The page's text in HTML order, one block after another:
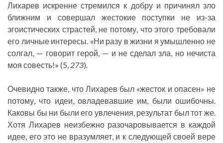
Лихарев искренне стремился к добру и причинял зло
ближним и совершал жестокие поступки не из-за
эгоистических страстей, не потому, что этого требовали
его личные интересы. «Ни разу в жизни я умышленно не
солгал, — говорит герой, — и не сделал зла, но нечиста
моя совесть!» (5, 273).
Очевидно также, что Лихарев был «жесток и опасен» не
потому, что идеи, овладевавшие им, были ошибочны.
Каковы бы ни были его увлечения, результат был тот же.
Хотя Лихарев неизбежно разочаровывается в каждой
идее, его это не вразумляет, и к следующей своей вере